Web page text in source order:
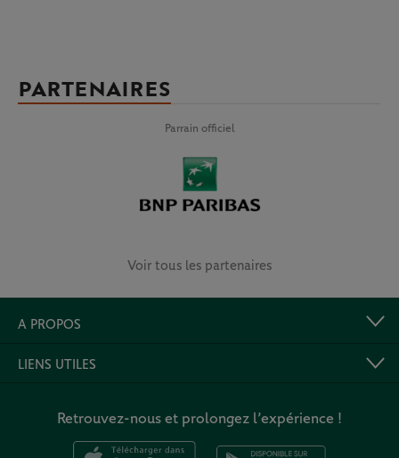
PARTENAIRES
Parrain officiel
Voir tous les partenaires
A PROPOS
LIENS UTILES
Retrouvez-nous et prolongez l’expérience !